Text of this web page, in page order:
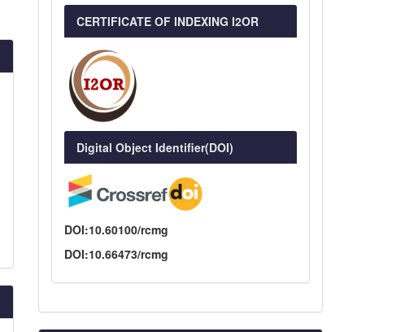
CERTIFICATE OF INDEXING I2OR
Digital Object Identifier(DOI)
DOI:10.60100/rcmg
DOI:10.66473/rcmg